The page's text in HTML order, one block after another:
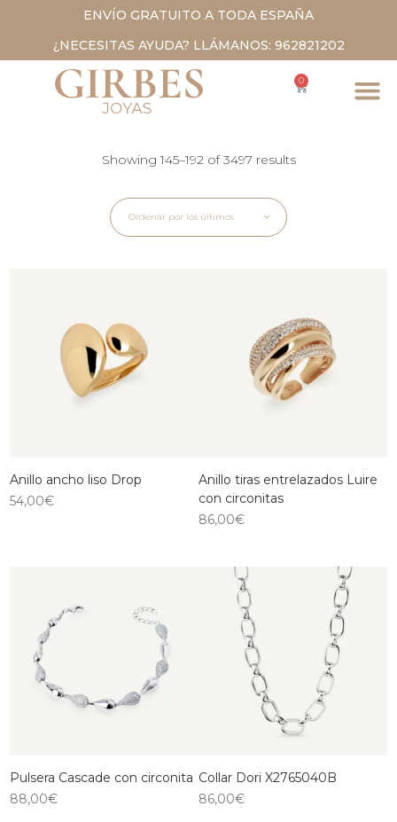
ENVÍO GRATUITO A TODA ESPAÑA
¿NECESITAS AYUDA? LLÁMANOS: 962821202
0
Showing 145–192 of 3497 results
Ordenar por los últimos
Anillo ancho liso Drop
54,00€
Anillo tiras entrelazados Luire
con circonitas
86,00€
Pulsera Cascade con circonita
88,00€
Collar Dori X2765040B
86,00€